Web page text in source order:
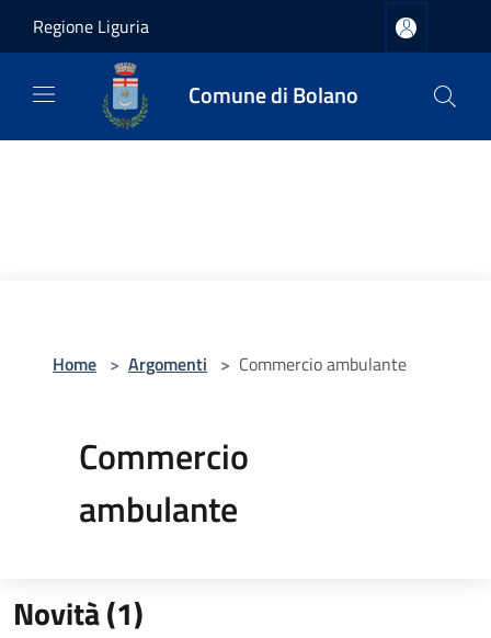
Regione Liguria
Comune di Bolano
Home > Argomenti > Commercio ambulante
Commercio
ambulante
Novità (1)